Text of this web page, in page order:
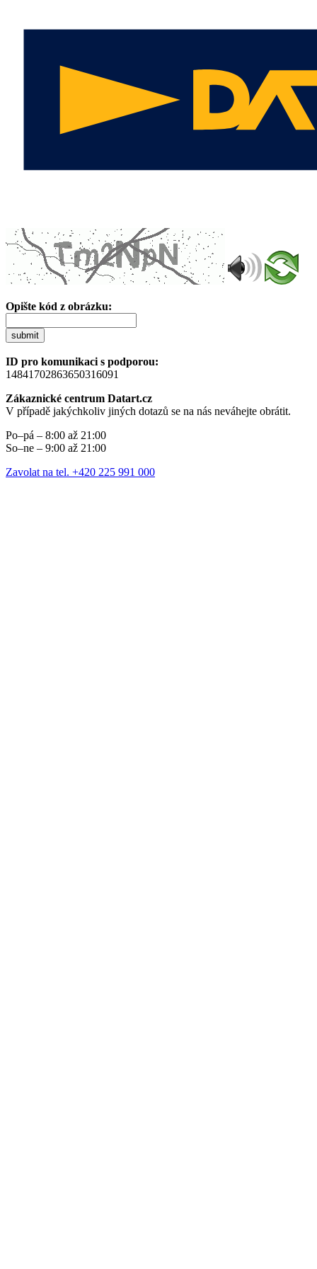
Opište kód z obrázku:
submit
ID pro komunikaci s podporou:
14841702863650316091
Zákaznické centrum Datart.cz
V případě jakýchkoliv jiných dotazů se na nás neváhejte obrátit.
Po–pá – 8:00 až 21:00
So–ne – 9:00 až 21:00
Zavolat na tel. +420 225 991 000